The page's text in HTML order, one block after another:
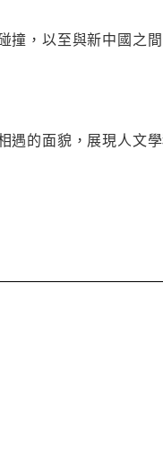
，以至與新中國之
的面貌，展現人文